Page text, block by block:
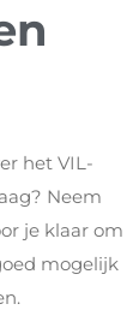
het VIL-
Neem
je klaar om
mogelijk